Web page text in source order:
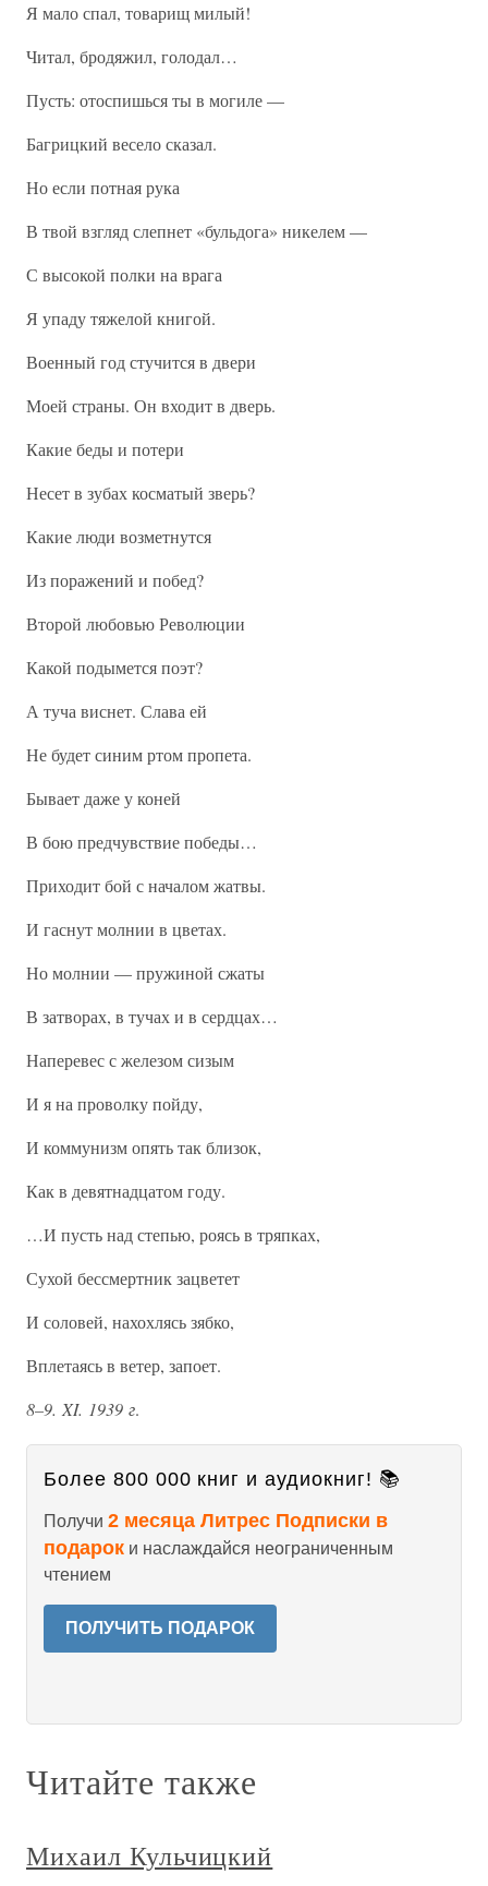
Я мало спал, товарищ милый!
Читал, бродяжил, голодал…
Пусть: отоспишься ты в могиле —
Багрицкий весело сказал.
Но если потная рука
В твой взгляд слепнет «бульдога» никелем —
С высокой полки на врага
Я упаду тяжелой книгой.
Военный год стучится в двери
Моей страны. Он входит в дверь.
Какие беды и потери
Несет в зубах косматый зверь?
Какие люди возметнутся
Из поражений и побед?
Второй любовью Революции
Какой подымется поэт?
А туча виснет. Слава ей
Не будет синим ртом пропета.
Бывает даже у коней
В бою предчувствие победы…
Приходит бой с началом жатвы.
И гаснут молнии в цветах.
Но молнии — пружиной сжаты
В затворах, в тучах и в сердцах…
Наперевес с железом сизым
И я на проволку пойду,
И коммунизм опять так близок,
Как в девятнадцатом году.
…И пусть над степью, роясь в тряпках,
Сухой бессмертник зацветет
И соловей, нахохлясь зябко,
Вплетаясь в ветер, запоет.
8–9. XI. 1939 г.
Более 800 000 книг и аудиокниг! 📚
Получи 2 месяца Литрес Подписки в
подарок и наслаждайся неограниченным
чтением
ПОЛУЧИТЬ ПОДАРОК
Читайте также
Михаил Кульчицкий